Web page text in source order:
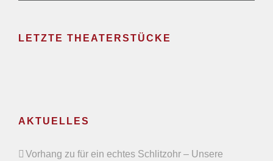
LETZTE THEATERSTÜCKE
AKTUELLES
Vorhang zu für ein echtes Schlitzohr – Unsere